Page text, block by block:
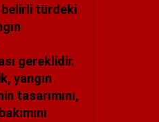
türdeki
gereklidir.
yangın
tasarımını,